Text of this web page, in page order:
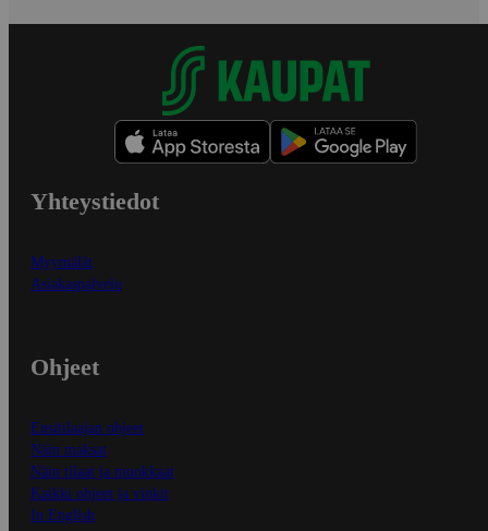
Yhteystiedot
Myymälät
Asiakaspalvelu
Ohjeet
Ensitilaajan ohjeet
Näin maksat
Näin tilaat ja muokkaat
Kaikki ohjeet ja vinkit
In English